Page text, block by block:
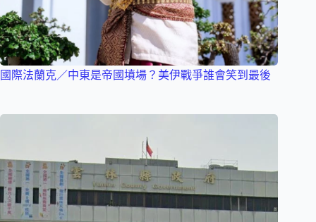
國際法蘭克／中東是帝國墳場？美伊戰爭誰會笑到最後